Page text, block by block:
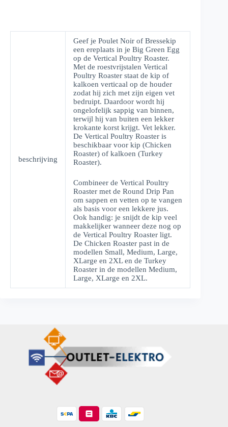
beschrijving
Geef je Poulet Noir of Bressekip
een ereplaats in je Big Green Egg
op de Vertical Poultry Roaster.
Met de roestvrijstalen Vertical
Poultry Roaster staat de kip of
kalkoen verticaal op de houder
zodat hij zich met zijn eigen vet
bedruipt. Daardoor wordt hij
ongelofelijk sappig van binnen,
terwijl hij van buiten een lekker
krokante korst krijgt. Vet lekker.
De Vertical Poultry Roaster is
beschikbaar voor kip (Chicken
Roaster) of kalkoen (Turkey
Roaster).
Combineer de Vertical Poultry
Roaster met de Round Drip Pan
om sappen en vetten op te vangen
als basis voor een lekkere jus.
Ook handig: je snijdt de kip veel
makkelijker wanneer deze nog op
de Vertical Poultry Roaster ligt.
De Chicken Roaster past in de
modellen Small, Medium, Large,
XLarge en 2XL en de Turkey
Roaster in de modellen Medium,
Large, XLarge en 2XL.